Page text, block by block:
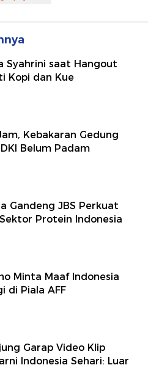
Syahrini saat Hangout
Kopi dan Kue
Kebakaran Gedung
Belum Padam
Gandeng JBS Perkuat
Protein Indonesia
Minta Maaf Indonesia
di Piala AFF
Garap Video Klip
Indonesia Sehari: Luar